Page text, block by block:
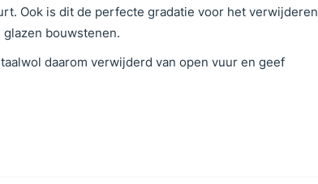
Ook is dit de perfecte gradatie voor het verwijderen
bouwstenen.
daarom verwijderd van open vuur en geef